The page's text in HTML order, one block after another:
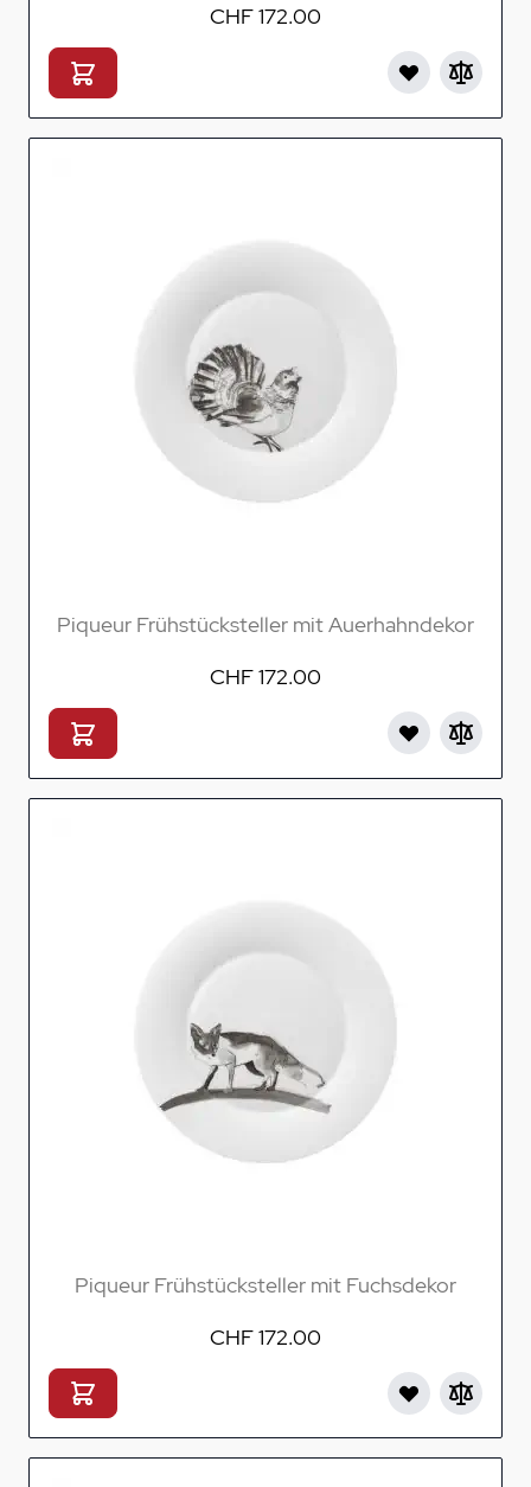
CHF 172.00
Piqueur Frühstücksteller mit Auerhahndekor
CHF 172.00
Piqueur Frühstücksteller mit Fuchsdekor
CHF 172.00